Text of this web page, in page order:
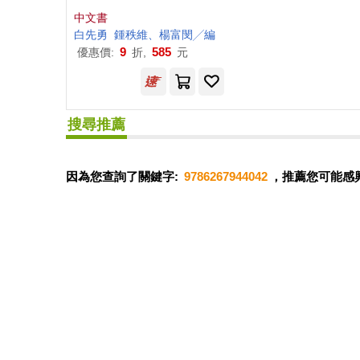
中文書
白先勇 鍾秩維、楊富閔╱編
優惠價: 9 折, 585 元
搜尋推薦
因為您查詢了關鍵字: 9786267944042 ，推薦您可能感